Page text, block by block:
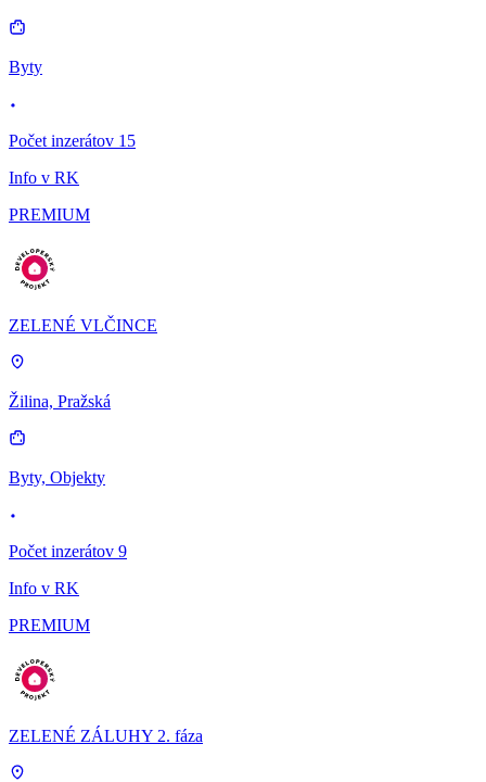
Byty
Počet inzerátov 15
Info v RK
PREMIUM
ZELENÉ VLČINCE
Žilina, Pražská
Byty, Objekty
Počet inzerátov 9
Info v RK
PREMIUM
ZELENÉ ZÁLUHY 2. fáza